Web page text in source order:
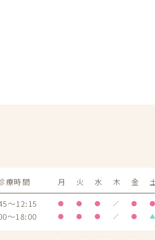
療時間 月 火 水 木 金
～12:15
● ● ● ／ ● ●
～18:00 ● ● ● ／ ● ▲